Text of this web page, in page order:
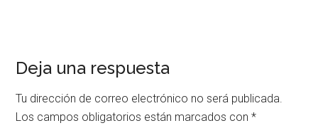
Deja una respuesta
Tu dirección de correo electrónico no será publicada.
Los campos obligatorios están marcados con*